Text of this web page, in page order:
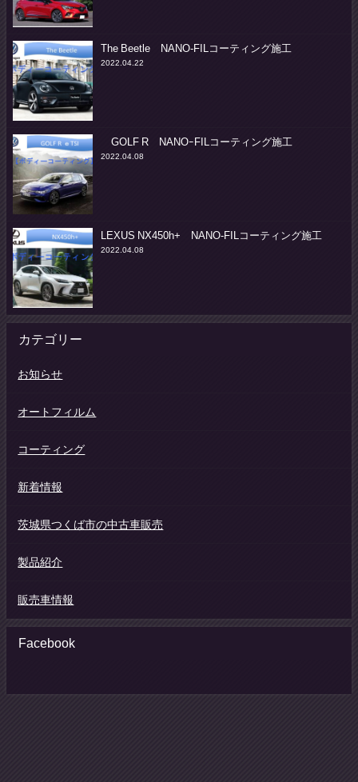
The Beetle NANO-FILコーティング施工
2022.04.22
GOLF R NANOｰFILコーティング施工
2022.04.08
LEXUS NX450h+ NANO-FILコーティング施工
2022.04.08
カテゴリー
お知らせ
オートフィルム
コーティング
新着情報
茨城県つくば市の中古車販売
製品紹介
販売車情報
Facebook